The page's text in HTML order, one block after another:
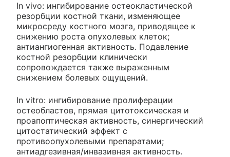
In vivo: ингибирование остеокластической
резорбции костной ткани, изменяющее
микросреду костного мозга, приводящее к
снижению роста опухолевых клеток;
антиангиогенная активность. Подавление
костной резорбции клинически
сопровождается также выраженным
снижением болевых ощущений.
In vitro: ингибирование пролиферации
остеобластов, прямая цитотоксическая и
проапоптическая активность, синергический
цитостатический эффект с
противоопухолевыми препаратами;
антиадгезивная/инвазивная активность.